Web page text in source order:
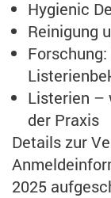
Hygienic
Reinigung
Listerien –
der Praxis
Details zur
2025